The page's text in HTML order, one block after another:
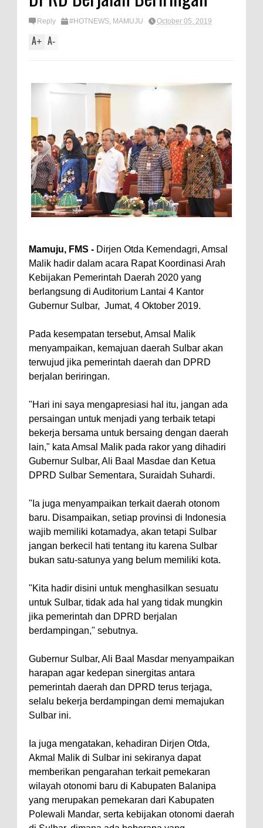
Reply #HOTNEWS, MAMUJU October 05, 2019
A+ A-
Mamuju, FMS - Dirjen Otda Kemendagri, Amsal
Malik hadir dalam acara Rapat Koordinasi Arah
Kebijakan Pemerintah Daerah 2020 yang
berlangsung di Auditorium Lantai 4 Kantor
Gubernur Sulbar, Jumat, 4 Oktober 2019.
Pada kesempatan tersebut, Amsal Malik
menyampaikan, kemajuan daerah Sulbar akan
terwujud jika pemerintah daerah dan DPRD
berjalan beriringan.
"Hari ini saya mengapresiasi hal itu, jangan ada
persaingan untuk menjadi yang terbaik tetapi
bekerja bersama untuk bersaing dengan daerah
lain," kata Amsal Malik pada rakor yang dihadiri
Gubernur Sulbar, Ali Baal Masdae dan Ketua
DPRD Sulbar Sementara, Suraidah Suhardi.
"Ia juga menyampaikan terkait daerah otonom
baru. Disampaikan, setiap provinsi di Indonesia
wajib memiliki kotamadya, akan tetapi Sulbar
jangan berkecil hati tentang itu karena Sulbar
bukan satu-satunya yang belum memiliki kota.
"Kita hadir disini untuk menghasilkan sesuatu
untuk Sulbar, tidak ada hal yang tidak mungkin
jika pemerintah dan DPRD berjalan
berdampingan," sebutnya.
Gubernur Sulbar, Ali Baal Masdar menyampaikan
harapan agar kedepan sinergitas antara
pemerintah daerah dan DPRD terus terjaga,
selalu bekerja berdampingan demi memajukan
Sulbar ini.
Ia juga mengatakan, kehadiran Dirjen Otda,
Akmal Malik di Sulbar ini sekiranya dapat
memberikan pengarahan terkait pemekaran
wilayah otonomi baru di Kabupaten Balanipa
yang merupakan pemekaran dari Kabupaten
Polewali Mandar, serta kebijakan otonomi daerah